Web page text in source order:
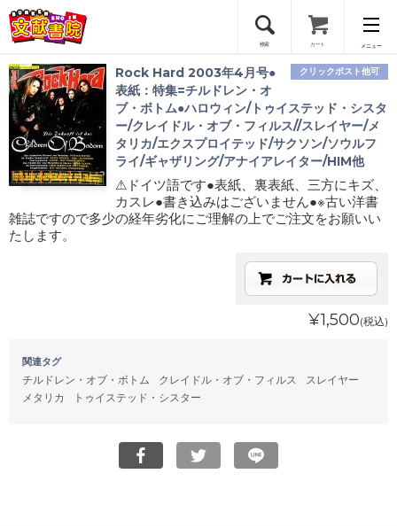
検索 カート メニュー
会員登録
ログイン
クリックポスト他可
Rock Hard 2003年4月号●
表紙：特集=チルドレン・オ
ブ・ボトム●ハロウィン/トゥイステッド・シスタ
ー/クレイドル・オブ・フィルス//スレイヤー/メ
タリカ/エクスプロイテッド/サクソン/ソウルフ
ライ/ギャザリング/アナイアレイター/HIM他
⚠ドイツ語です●表紙、裏表紙、三方にキズ、
カスレ●書き込みはございません●※古い洋書
雑誌ですので多少の経年劣化にご理解の上でご注文をお願いい
たします。
¥1,500(税込)
関連タグ
チルドレン・オブ・ボトム クレイドル・オブ・フィルス
スレイヤー
メタリカ
トゥイステッド・シスター